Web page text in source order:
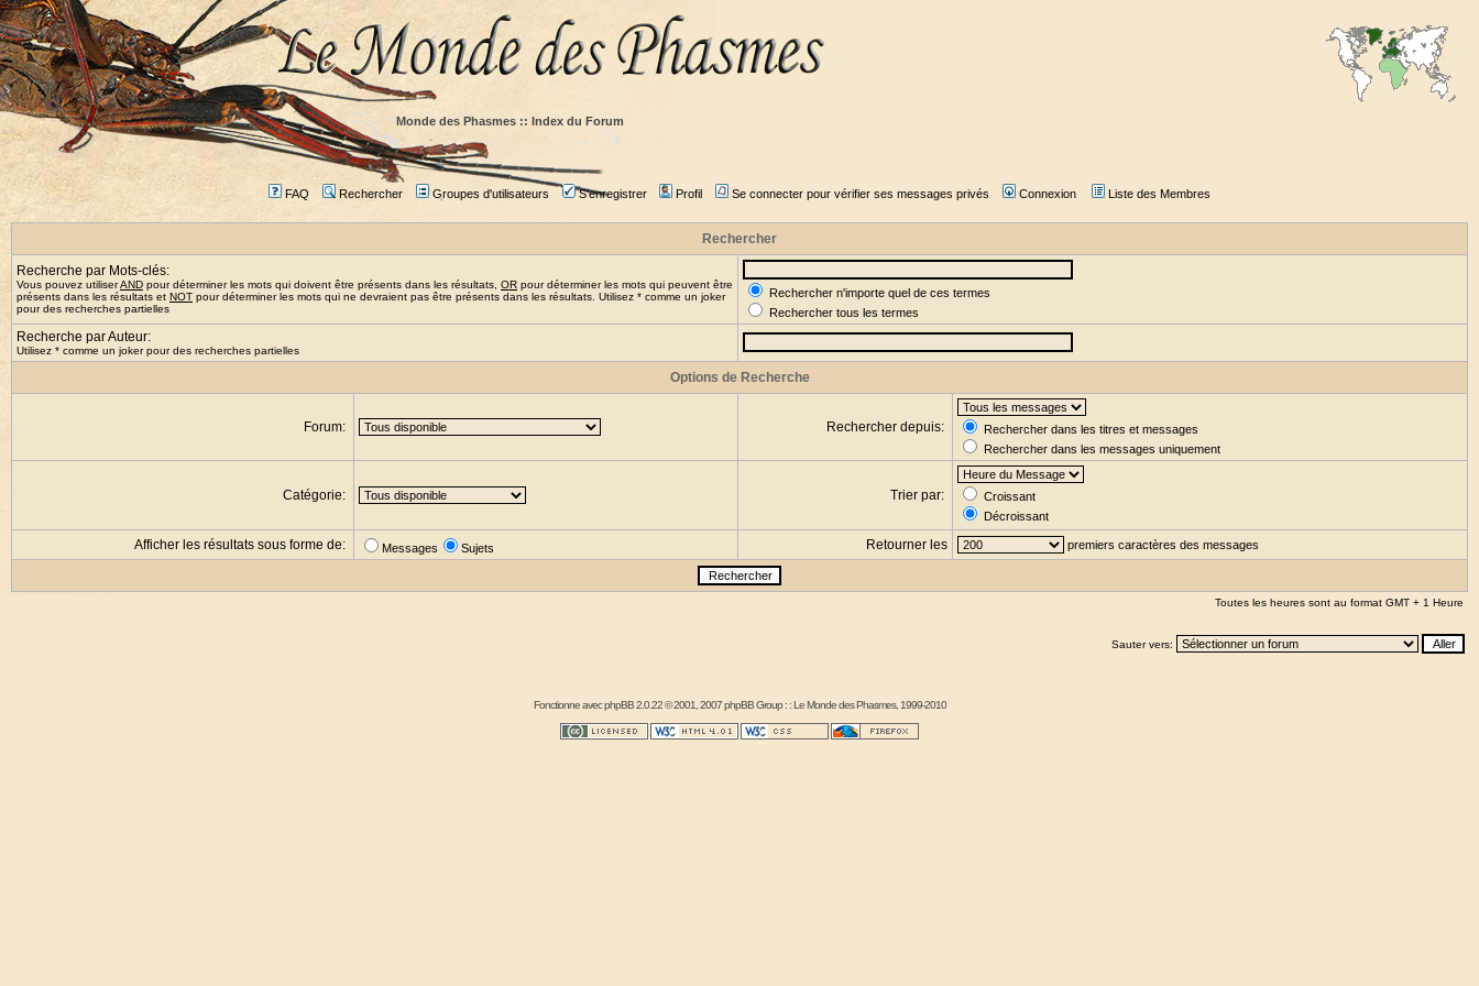
Monde des Phasmes :: Index du Forum
FAQ Rechercher Groupes d'utilisateurs S'enregistrer Profil Se connecter pour vérifier ses messages privés Connexion Liste des Membres
Rechercher
Recherche par Mots-clés:
Vous pouvez utiliserAND pour déterminer les mots qui doivent être présents dans les résultats, OR pour déterminer les mots qui peuvent être
présents dans les résultats et NOT pour déterminer les mots qui ne devraient pas être présents dans les résultats. Utilisez * comme un joker
pour des recherches partielles
Rechercher n'importe quel de ces termes
Rechercher tous les termes
Recherche par Auteur:
Utilisez * comme un joker pour des recherches partielles
Options de Recherche
Forum: Rechercher depuis:
Rechercher dans les titres et messages
Rechercher dans les messages uniquement
Catégorie: Trier par:
Croissant
Décroissant
Afficher les résultats sous forme de: Messages Sujets Retourner les premiers caractères des messages
Toutes les heures sont au format GMT + 1 Heure
Sauter vers:
Fonctionne avecphpBB2.0.22 © 2001, 2007 phpBB Group : :Le Monde des Phasmes, 1999-2010